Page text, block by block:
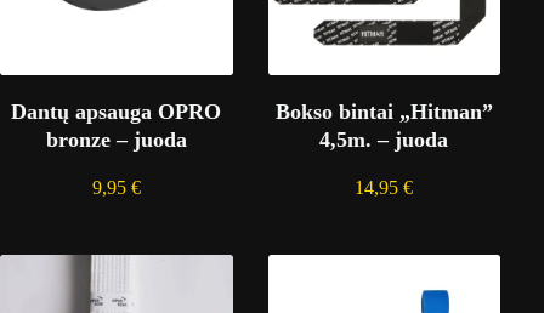
Dantų apsauga OPRO
bronze – juoda
9,95 €
Bokso bintai „Hitman”
4,5m. – juoda
14,95€